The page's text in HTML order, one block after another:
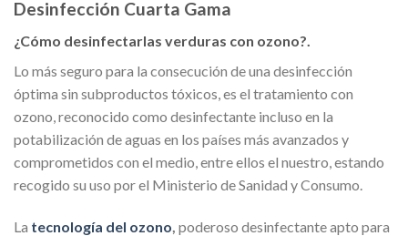
Desinfección Cuarta Gama
¿Cómo desinfectarlas verduras con ozono?.
Lo más seguro para la consecución de una desinfección
óptima sin subproductos tóxicos, es el tratamiento con
ozono, reconocido como desinfectante incluso en la
potabilización de aguas en los países más avanzados y
comprometidos con el medio, entre ellos el nuestro, estando
recogido su uso por el Ministerio de Sanidad y Consumo.
La tecnología del ozono poderoso desinfectante apto para